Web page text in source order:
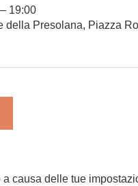
19:00
della Presolana, Piazza
causa delle tue